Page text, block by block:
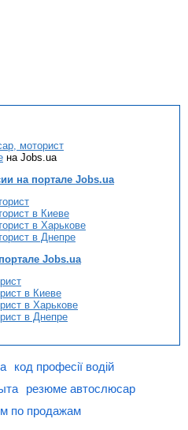
моторист
на Jobs.ua
на портале Jobs.ua
в Киеве
в Харькове
в Днепре
Jobs.ua
в Киеве
в Харькове
в Днепре
код професії водій
резюме автослюсар
по продажам